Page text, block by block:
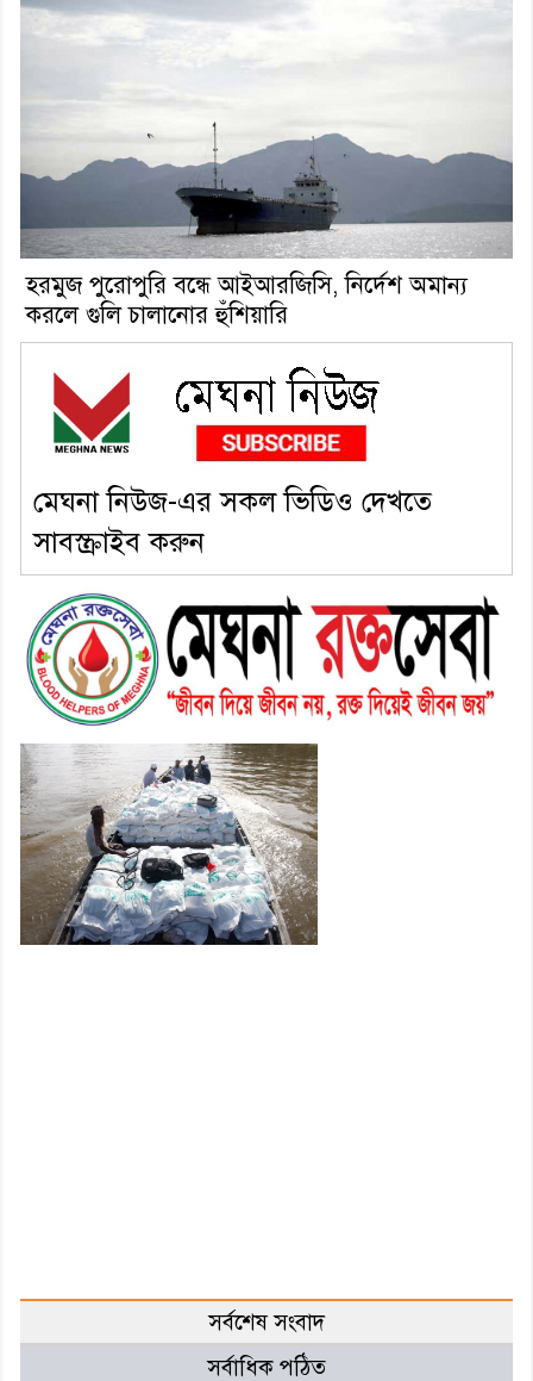
হরমুজ পুরোপুরি বন্ধে আইআরজিসি, নির্দেশ অমান্য
করলে গুলি চালানোর হুঁশিয়ারি
মেঘনা নিউজ-এর সকল ভিডিও দেখতে
সাবস্ক্রাইব করুন
সর্বশেষ সংবাদ
সর্বাধিক পঠিত